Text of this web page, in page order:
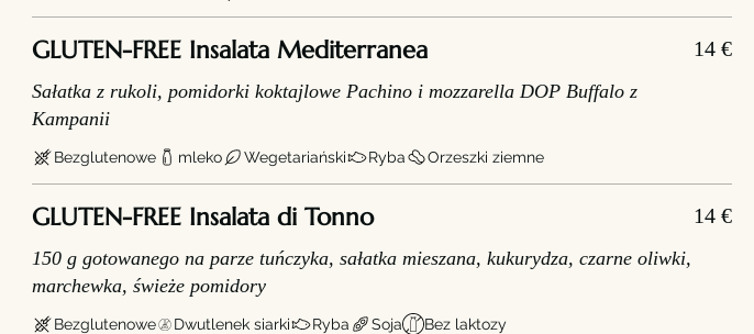
GLUTEN-FREE Insalata Mediterranea
Sałatka z rukoli, pomidorki koktajlowe Pachino i mozzarella DOP Buffalo z
Kampanii
14 €
Bezglutenowe mleko Wegetariański Ryba Orzeszki ziemne
GLUTEN-FREE Insalata di Tonno
150 g gotowanego na parze tuńczyka, sałatka mieszana, kukurydza, czarne oliwki,
marchewka, świeże pomidory
14 €
Bezglutenowe Dwutlenek siarki Ryba Soja Bez laktozy